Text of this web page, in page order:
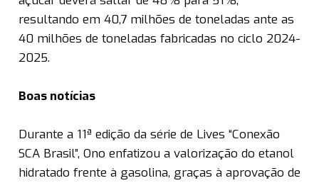
resultando em 40,7 milhões de toneladas ante as
40 milhões de toneladas fabricadas no ciclo 2024-
2025.
Boas notícias
Durante a 11ª edição da série de Lives “Conexão
SCA Brasil”, Ono enfatizou a valorização do etanol
hidratado frente à gasolina, graças à aprovação de